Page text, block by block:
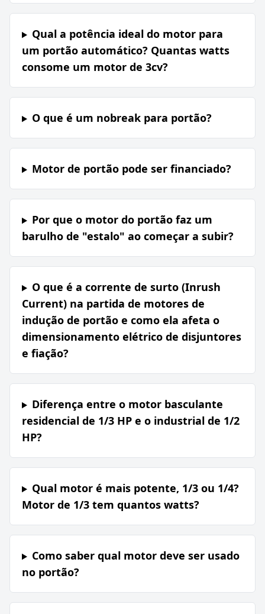
Qual a potência ideal do motor para
um portão automático? Quantas watts
consome um motor de 3cv?
O que é um nobreak para portão?
Motor de portão pode ser financiado?
Por que o motor do portão faz um
barulho de "estalo" ao começar a subir?
O que é a corrente de surto (Inrush
Current) na partida de motores de
indução de portão e como ela afeta o
dimensionamento elétrico de disjuntores
e fiação?
Diferença entre o motor basculante
residencial de 1/3 HP e o industrial de 1/2
HP?
Qual motor é mais potente, 1/3 ou 1/4?
Motor de 1/3 tem quantos watts?
Como saber qual motor deve ser usado
no portão?